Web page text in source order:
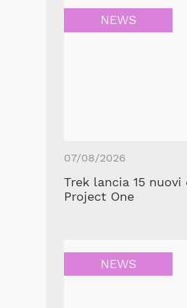
NEWS
07/08/2026
Trek lancia 15 nuovi
Project One
NEWS